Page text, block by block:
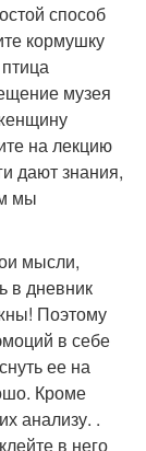
способ
кормушку
музея
на лекцию
дают знания,
мы
мысли,
в дневник
Поэтому
в себе
ее на
Кроме
анализу. .
в него